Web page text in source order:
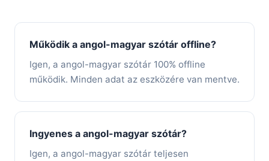
Működik a angol-magyar szótár offline?
Igen, a angol-magyar szótár 100% offline
működik. Minden adat az eszközére van mentve.
Ingyenes a angol-magyar szótár?
Igen, a angol-magyar szótár teljesen